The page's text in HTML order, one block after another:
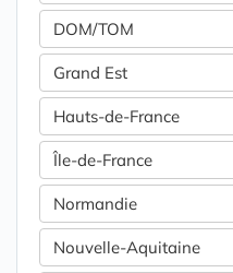
DOM/TOM
Grand Est
Hauts-de-France
Île-de-France
Normandie
Nouvelle-Aquitaine